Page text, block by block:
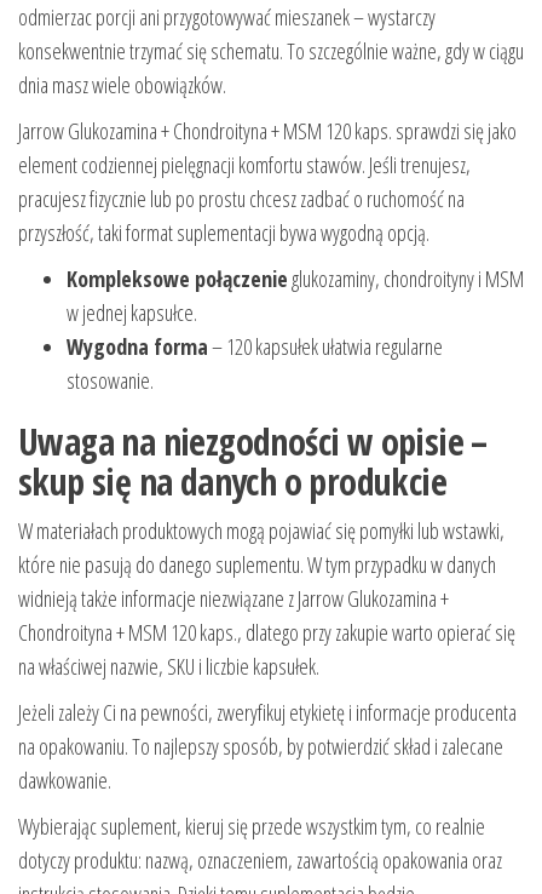
odmierzac porcji ani przygotowywać mieszanek – wystarczy
konsekwentnie trzymać się schematu. To szczególnie ważne, gdy w ciągu
dnia masz wiele obowiązków.
Jarrow Glukozamina + Chondroityna + MSM 120 kaps. sprawdzi się jako
element codziennej pielęgnacji komfortu stawów. Jeśli trenujesz,
pracujesz fizycznie lub po prostu chcesz zadbać o ruchomość na
przyszłość, taki format suplementacji bywa wygodną opcją.
Kompleksowe połączenieglukozaminy, chondroityny i MSM
w jednej kapsułce.
Wygodna forma– 120 kapsułek ułatwia regularne
stosowanie.
Uwaga na niezgodności w opisie –
skup się na danych o produkcie
W materiałach produktowych mogą pojawiać się pomyłki lub wstawki,
które nie pasują do danego suplementu. W tym przypadku w danych
widnieją także informacje niezwiązane z Jarrow Glukozamina +
Chondroityna + MSM 120 kaps., dlatego przy zakupie warto opierać się
na właściwej nazwie, SKU i liczbie kapsułek.
Jeżeli zależy Ci na pewności, zweryfikuj etykietę i informacje producenta
na opakowaniu. To najlepszy sposób, by potwierdzić skład i zalecane
dawkowanie.
Wybierając suplement, kieruj się przede wszystkim tym, co realnie
dotyczy produktu: nazwą, oznaczeniem, zawartością opakowania oraz